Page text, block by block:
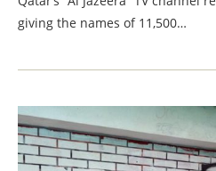
giving the names of 11,500…